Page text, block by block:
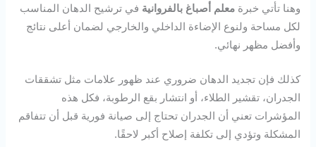
وهنا تأتي خبرةمعلم أصباغ بالفروانية في ترشيح الدهان المناسب
لكل مساحة ولنوع الإضاءة الداخلي والخارجي لضمان أعلى نتائج
وأفضل مظهر نهائي.
كذلك فإن تجديد الدهان ضروري عند ظهور علامات مثل تشققات
الجدران، تقشير الطلاء، أو انتشار بقع الرطوبة، فكل هذه
المؤشرات تعني أن الجدران تحتاج إلى صيانة فورية قبل أن تتفاقم
المشكلة وتؤدي إلى تكلفة إصلاح أكبر لاحقًا.